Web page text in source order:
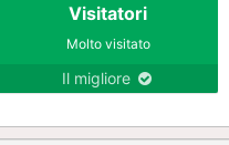
Visitatori
Molto visitato
Il migliore